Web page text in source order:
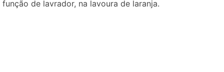
de lavrador, na lavoura de laranja.